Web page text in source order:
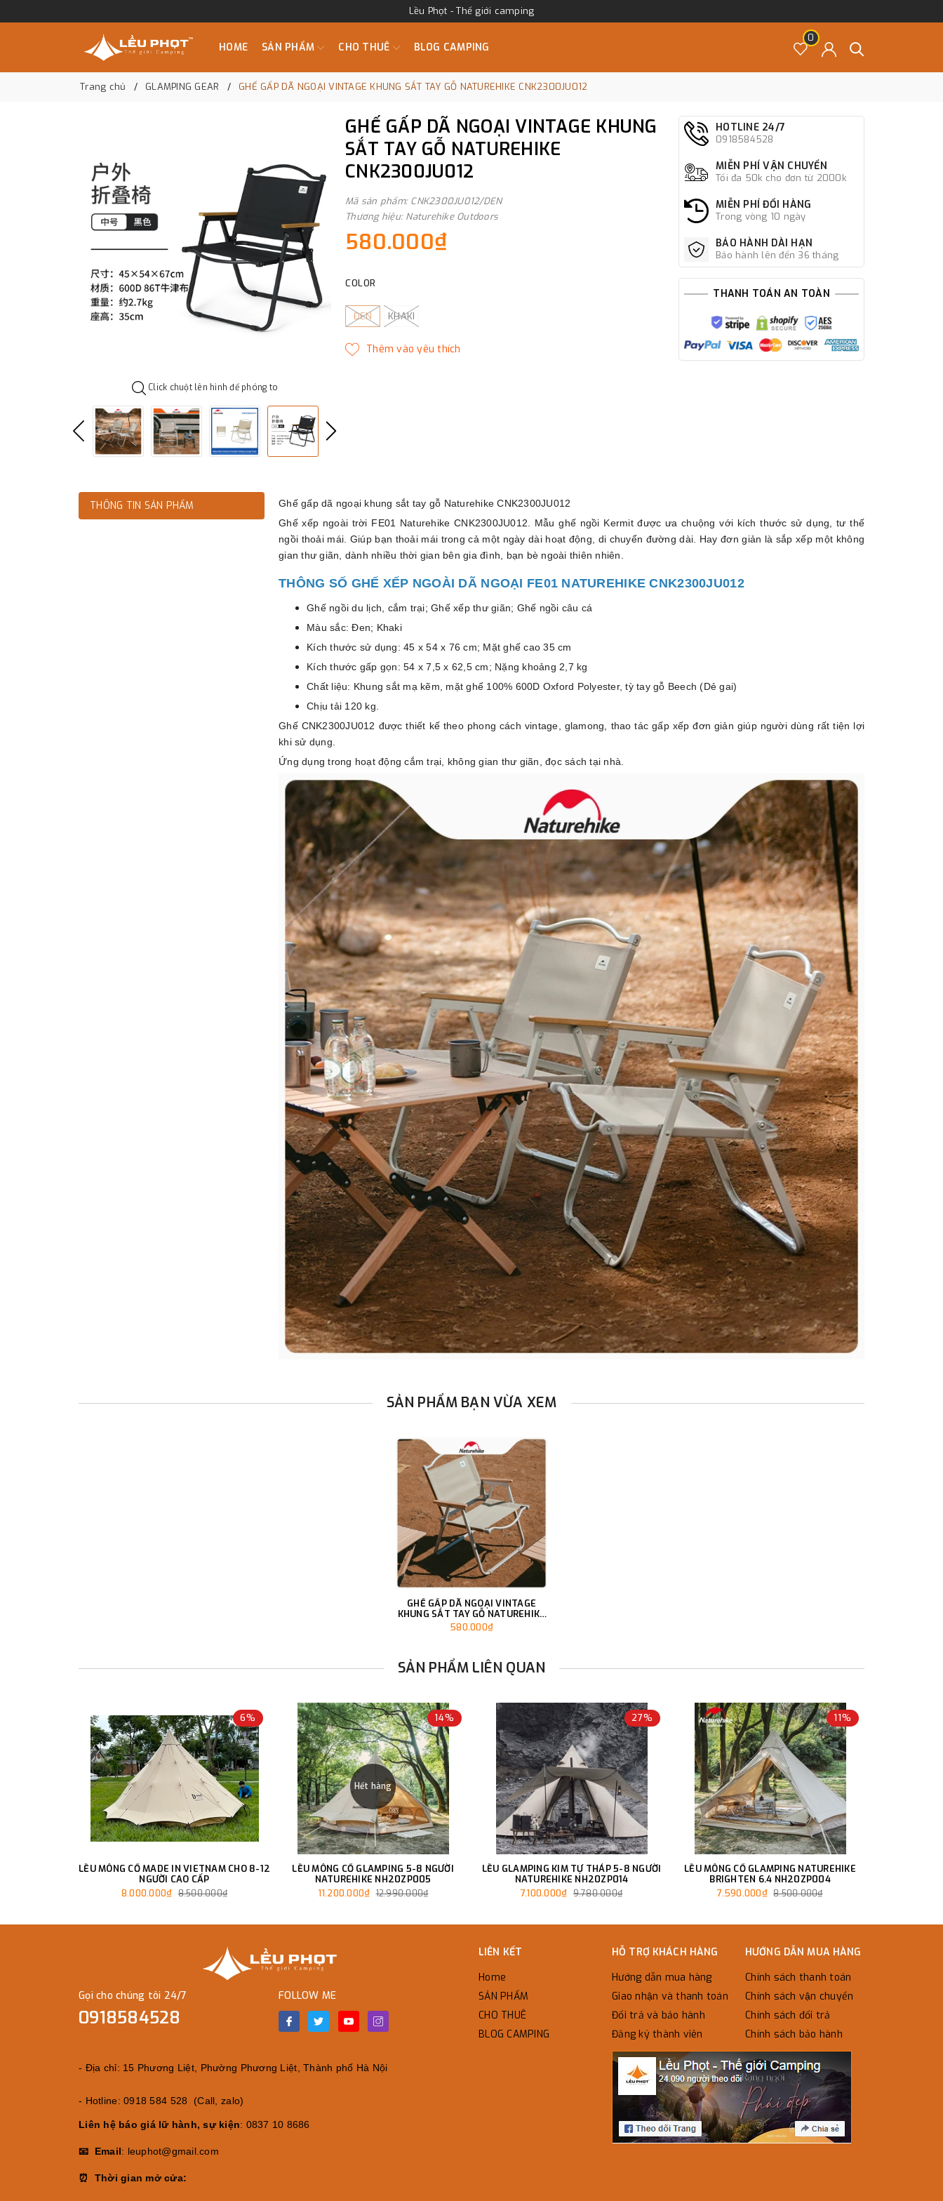
Lều Phọt - Thế giới camping
HOME SẢN PHẨM CHO THUÊ BLOG CAMPING
0
Trang chủ GLAMPING GEAR GHẾ GẤP DÃ NGOẠI VINTAGE KHUNG SẮT TAY GỖ NATUREHIKE CNK2300JU012
Click chuột lên hình để phóng to
GHẾ GẤP DÃ NGOẠI VINTAGE KHUNG
SẮT TAY GỖ NATUREHIKE
CNK2300JU012
Mã sản phẩm: CNK2300JU012/DEN
Thương hiệu: Naturehike Outdoors
580.000₫
COLOR
ĐEN KHAKI
HOTLINE 24/7
0918584528
MIỄN PHÍ VẬN CHUYỂN
Tối đa 50k cho đơn từ 2000k
MIỄN PHÍ ĐỔI HÀNG
Trong vòng 10 ngày
BẢO HÀNH DÀI HẠN
Bảo hành lên đến 36 tháng
THANH TOÁN AN TOÀN
THÔNG TIN SẢN PHẨM
Ghế gấp dã ngoại khung sắt tay gỗ Naturehike CNK2300JU012
Ghế xếp ngoài trời FE01 Naturehike CNK2300JU012. Mẫu ghế ngồi Kermit được ưa chuộng với kích thước sử dụng, tư thế
ngồi thoải mái. Giúp bạn thoải mái trong cả một ngày dài hoạt động, di chuyển đường dài. Hay đơn giản là sắp xếp một không
gian thư giãn, dành nhiều thời gian bên gia đình, bạn bè ngoài thiên nhiên.
THÔNG SỐ GHẾ XẾP NGOÀI DÃ NGOẠI FE01 NATUREHIKE CNK2300JU012
Ghế ngồi du lịch, cắm trại; Ghế xếp thư giãn; Ghế ngồi câu cá
Màu sắc: Đen; Khaki
Kích thước sử dụng: 45 x 54 x 76 cm; Mặt ghế cao 35 cm
Kích thước gấp gọn: 54 x 7,5 x 62,5 cm; Nặng khoảng 2,7 kg
Chất liệu: Khung sắt mạ kẽm, mặt ghế 100% 600D Oxford Polyester, tỳ tay gỗ Beech (Dẻ gai)
Chịu tải 120 kg.
Ghế CNK2300JU012 được thiết kế theo phong cách vintage, glamong, thao tác gấp xếp đơn giản giúp người dùng rất tiện lợi
khi sử dụng.
Ứng dụng trong hoạt động cắm trại, không gian thư giãn, đọc sách tại nhà.
SẢN PHẨM BẠN VỪA XEM
GHẾ GẤP DÃ NGOẠI VINTAGE
KHUNG SẮT TAY GỖ NATUREHIKE
CNK2300JU012
580.000₫
SẢN PHẨM LIÊN QUAN
6%
LỀU MÔNG CỔ MADE IN VIETNAM CHO 8-12
NGƯỜI CAO CẤP
8.000.000₫ 8.500.000₫
Hết hàng
14%
LỀU MÔNG CỔ GLAMPING 5-8 NGƯỜI
NATUREHIKE NH20ZP005
11.200.000₫ 12.990.000₫
27%
LỀU GLAMPING KIM TỰ THÁP 5-8 NGƯỜI
NATUREHIKE NH20ZP014
7.100.000₫ 9.780.000₫
11%
LỀU MÔNG CỔ GLAMPING NATUREHIKE
BRIGHTEN 6.4 NH20ZP004
7.590.000₫ 8.500.000₫
Gọi cho chúng tôi 24/7
0918584528
FOLLOW ME
LIÊN KẾT
Home
SẢN PHẨM
CHO THUÊ
BLOG CAMPING
HỖ TRỢ KHÁCH HÀNG
Hướng dẫn mua hàng
Giao nhận và thanh toán
Đổi trả và bảo hành
Đăng ký thành viên
HƯỚNG DẪN MUA HÀNG
Chính sách thanh toán
Chính sách vận chuyển
Chính sách đổi trả
Chính sách bảo hành
- Địa chỉ: 15 Phương Liệt, Phường Phương Liệt, Thành phố Hà Nội
- Hotline: 0918 584 528 (Call, zalo)
Liên hệ báo giá lữ hành, sự kiện: 0837 10 8686
📧 Email: leuphot@gmail.com
⏰ Thời gian mở cửa: